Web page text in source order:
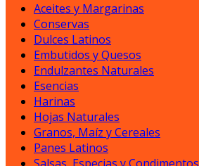
Aceites y Margarinas
Conservas
Dulces Latinos
Embutidos y Quesos
Endulzantes Naturales
Esencias
Harinas
Hojas Naturales
Granos, Maíz y Cereales
Panes Latinos